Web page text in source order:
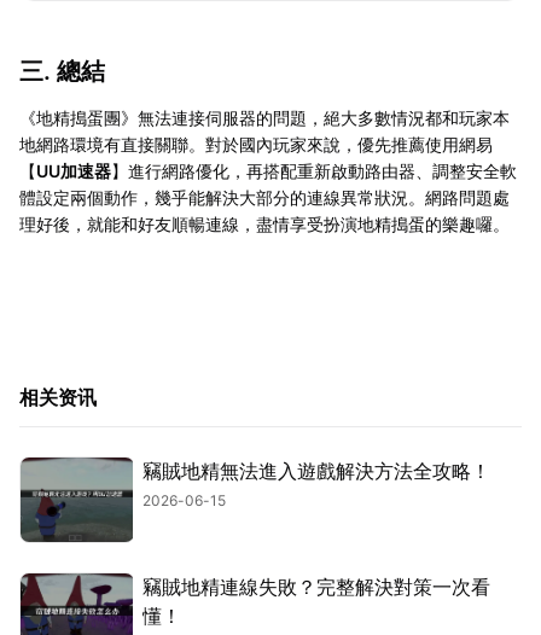
三. 總結
《地精搗蛋團》無法連接伺服器的問題，絕大多數情況都和玩家本
地網路環境有直接關聯。對於國內玩家來說，優先推薦使用網易
【UU加速器】進行網路優化，再搭配重新啟動路由器、調整安全軟
體設定兩個動作，幾乎能解決大部分的連線異常狀況。網路問題處
理好後，就能和好友順暢連線，盡情享受扮演地精搗蛋的樂趣囉。
相关资讯
竊賊地精無法進入遊戲解決方法全攻略！
2026-06-15
竊賊地精連線失敗？完整解決對策一次看
懂！